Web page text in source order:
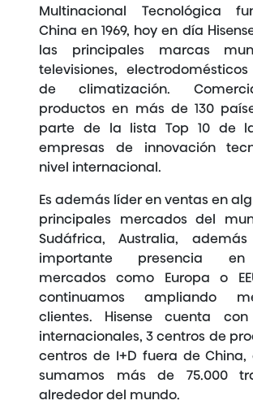
Multinacional Tecnológica
China en 1969, hoy en día
las principales marcas
televisiones,
de climatización.
productos en más de 130
parte de la lista Top 10 de
empresas de innovación
nivel internacional.
Es además líder en ventas en
principales mercados del
Sudáfrica, Australia,
importante presencia en
mercados como Europa o
continuamos ampliando
clientes. Hisense cuenta
internacionales, 3 centros de
centros de I+D fuera de
sumamos más de 75.000
alrededor del mundo.